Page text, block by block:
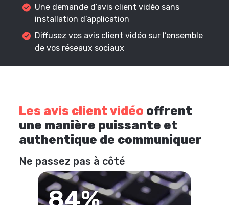
Une demande d’avis client vidéo sans
installation d’application
Diffusez vos avis client vidéo sur l’ensemble
de vos réseaux sociaux
Les avis client vidéo offrent
une manière puissante et
authentique de communiquer
Ne passez pas à côté